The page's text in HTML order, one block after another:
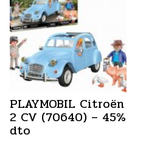
PLAYMOBIL Citroën
2 CV (70640) – 45%
dto